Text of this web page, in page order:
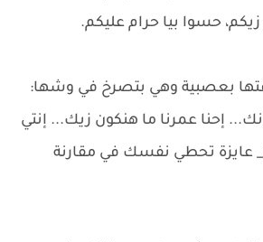
حسوا بيا حرام عليكم.
بعصبية وهي بتصرخ في وشها:
إحنا عمرنا ما هنكون زيك... إنتي
عايزة تحطي نفسك في مقارنة